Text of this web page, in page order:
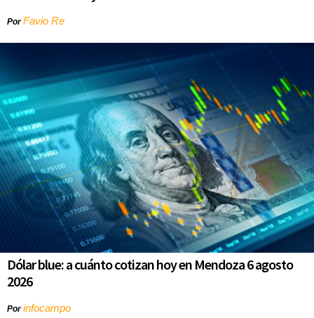
PorFavio Re
Dólar blue: a cuánto cotizan hoy en Mendoza 6 agosto
2026
Porinfocampo